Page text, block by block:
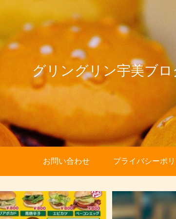
グリングリン宇美ブロ
お問い合わせ プライバシーポ